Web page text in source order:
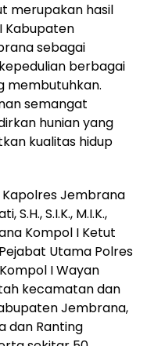
merupakan hasil
Kabupaten
sebagai
berbagai
membutuhkan.
semangat
hunian yang
kualitas hidup
Kapolres Jembrana
S.I.K., M.I.K.,
Kompol I Ketut
Utama Polres
I Wayan
kecamatan dan
Jembrana,
dan Ranting